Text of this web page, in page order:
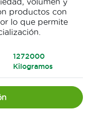
productos con
lo que permite
1272000
Kilogramos